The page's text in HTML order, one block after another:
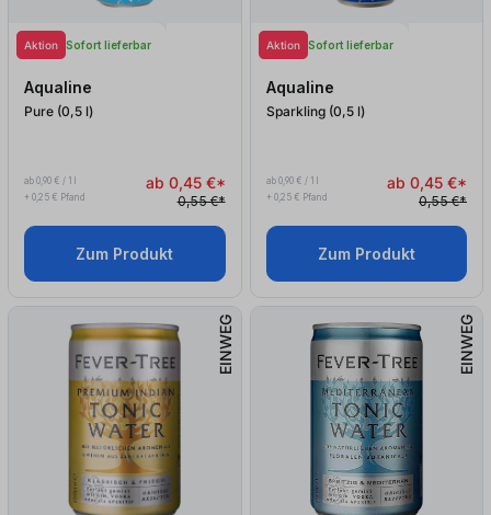
Aktion Sofort lieferbar
Aqualine
Pure (0,5 l)
ab 0,90 € / 1 l
+ 0,25 € Pfand
ab 0,45 €*
0,55 €*
Zum Produkt
Aktion Sofort lieferbar
Aqualine
Sparkling (0,5 l)
ab 0,90 € / 1 l
+ 0,25 € Pfand
ab 0,45 €*
0,55 €*
Zum Produkt
EINWEG EINWEG